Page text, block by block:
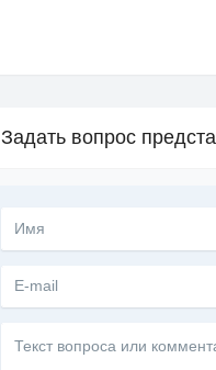
Задать вопрос
вопроса